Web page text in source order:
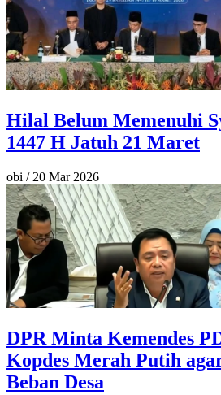
Hilal Belum Memenuhi
1447 H Jatuh 21 Maret
obi / 20 Mar 2026
DPR Minta Kemendes
Kopdes Merah Putih
Beban Desa